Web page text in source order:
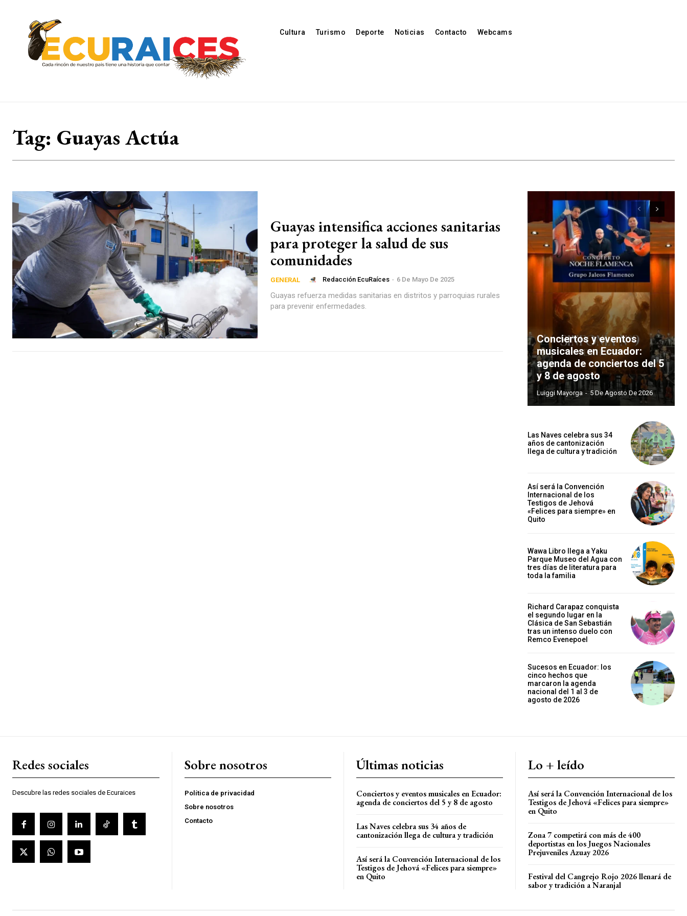
Cultura Turismo Deporte Noticias Contacto Webcams
Tag: Guayas Actúa
Guayas intensifica acciones sanitarias
para proteger la salud de sus
comunidades
GENERAL Redacción EcuRaíces - 6 De Mayo De 2025
Guayas refuerza medidas sanitarias en distritos y parroquias rurales
para prevenir enfermedades.
Conciertos y eventos
musicales en Ecuador:
agenda de conciertos del 5
y 8 de agosto
Luiggi Mayorga - 5 De Agosto De 2026
Las Naves celebra sus 34
años de cantonización
llega de cultura y tradición
Así será la Convención
Internacional de los
Testigos de Jehová
«Felices para siempre» en
Quito
Wawa Libro llega a Yaku
Parque Museo del Agua con
tres días de literatura para
toda la familia
Richard Carapaz conquista
el segundo lugar en la
Clásica de San Sebastián
tras un intenso duelo con
Remco Evenepoel
Sucesos en Ecuador: los
cinco hechos que
marcaron la agenda
nacional del 1 al 3 de
agosto de 2026
Redes sociales
Descubre las redes sociales de Ecuraices
Sobre nosotros
Política de privacidad
Sobre nosotros
Contacto
Últimas noticias
Conciertos y eventos musicales en Ecuador:
agenda de conciertos del 5 y 8 de agosto
Las Naves celebra sus 34 años de
cantonización llega de cultura y tradición
Así será la Convención Internacional de los
Testigos de Jehová «Felices para siempre»
en Quito
Lo + leído
Así será la Convención Internacional de los
Testigos de Jehová «Felices para siempre»
en Quito
Zona 7 competirá con más de 400
deportistas en los Juegos Nacionales
Prejuveniles Azuay 2026
Festival del Cangrejo Rojo 2026 llenará de
sabor y tradición a Naranjal